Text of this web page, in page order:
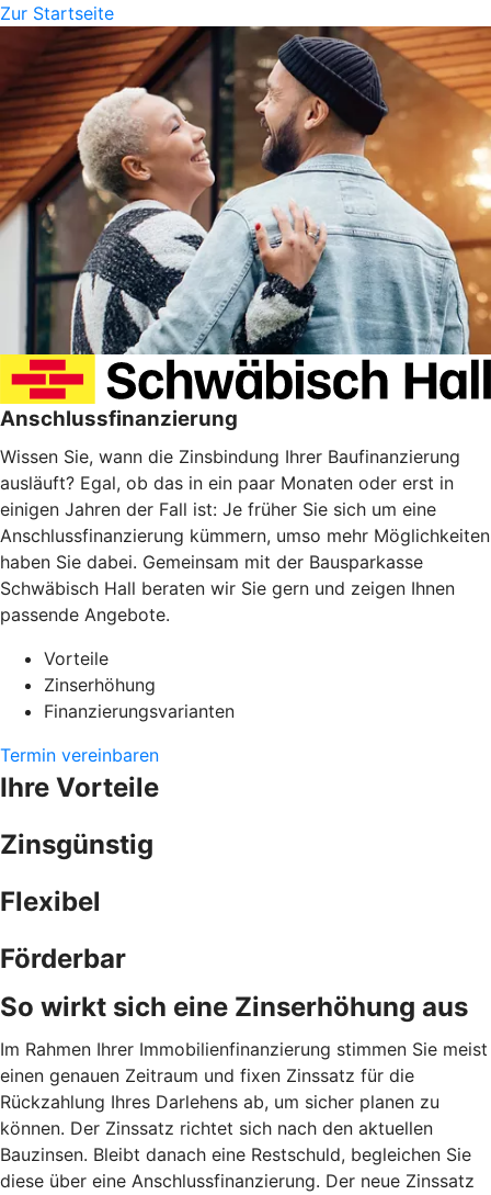
Zur Startseite
Anschlussfinanzierung
Wissen Sie, wann die Zinsbindung Ihrer Baufinanzierung
ausläuft? Egal, ob das in ein paar Monaten oder erst in
einigen Jahren der Fall ist: Je früher Sie sich um eine
Anschlussfinanzierung kümmern, umso mehr Möglichkeiten
haben Sie dabei. Gemeinsam mit der Bausparkasse
Schwäbisch Hall beraten wir Sie gern und zeigen Ihnen
passende Angebote.
Vorteile
Zinserhöhung
Finanzierungsvarianten
Termin vereinbaren
Ihre Vorteile
Zinsgünstig
Flexibel
Förderbar
So wirkt sich eine Zinserhöhung aus
Im Rahmen Ihrer Immobilienfinanzierung stimmen Sie meist
einen genauen Zeitraum und fixen Zinssatz für die
Rückzahlung Ihres Darlehens ab, um sicher planen zu
können. Der Zinssatz richtet sich nach den aktuellen
Bauzinsen. Bleibt danach eine Restschuld, begleichen Sie
diese über eine Anschlussfinanzierung. Der neue Zinssatz